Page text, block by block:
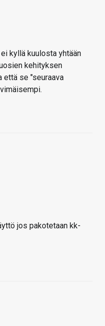
kyllä kuulosta yhtään
kehityksen
että se "seuraava
jos pakotetaan kk-